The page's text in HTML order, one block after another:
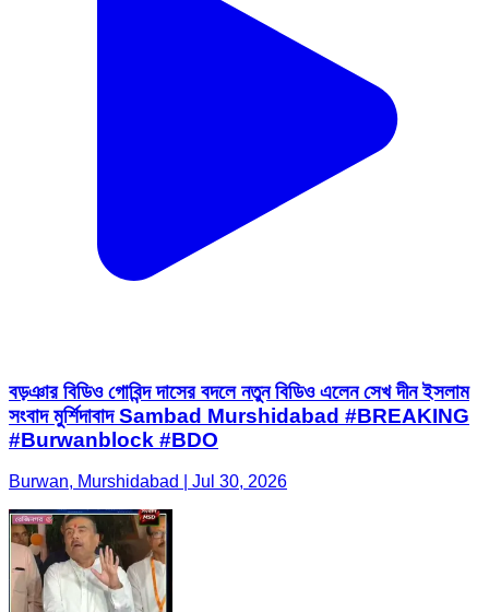
বড়ঞার বিডিও গোবিন্দ দাসের বদলে নতুন বিডিও এলেন সেখ দীন ইসলাম
সংবাদ মুর্শিদাবাদ Sambad Murshidabad #BREAKING
#Burwanblock #BDO
Burwan, Murshidabad | Jul 30, 2026